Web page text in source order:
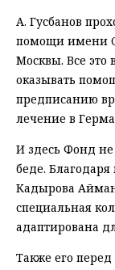
А. Гусбанов
помощи имени
Москвы. Все это
оказывать
предписанию
лечение в
И здесь Фонд не
беде.
Кадырова
специальная
адаптирована
Также его